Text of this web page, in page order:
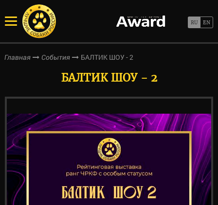
Главная События БАЛТИК ШОУ - 2
БАЛТИК ШОУ - 2